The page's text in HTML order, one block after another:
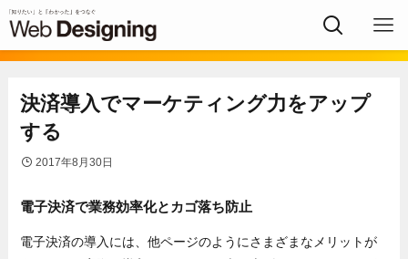
決済導入でマーケティング力をアップ
する
2017年8月30日
電子決済で業務効率化とカゴ落ち防止
電子決済の導入には、他ページのようにさまざまなメリットが